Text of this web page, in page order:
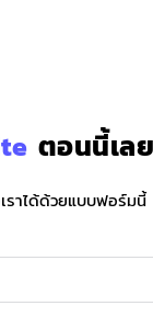
ตอนนี้เล
ราได้ด้วยแบบฟอร์มนี้